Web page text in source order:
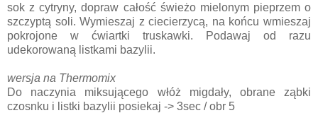
sok z cytryny, dopraw całość świeżo mielonym pieprzem o
szczyptą soli. Wymieszaj z ciecierzycą, na końcu wmieszaj
pokrojone w ćwiartki truskawki. Podawaj od razu
udekorowaną listkami bazylii.
wersja na Thermomix
Do naczynia miksującego włóż migdały, obrane ząbki
czosnku i listki bazylii posiekaj -> 3sec / obr 5